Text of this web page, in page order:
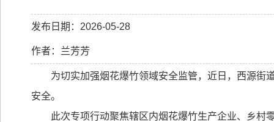
发布日期：2026-05-28
作者：兰芳芳
为切实加强烟花爆竹领域安全监管，近日，西源街
安全。
此次专项行动聚焦辖区内烟花爆竹生产企业、乡村